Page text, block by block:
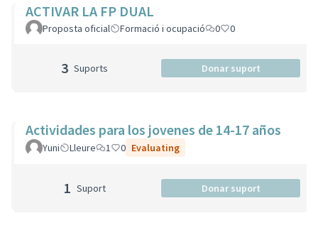
ACTIVAR LA FP DUAL
Proposta oficial Formació i ocupació 0 0
3 Suports Donar suport
Actividades para los jovenes de 14-17 años
Yuni Lleure 1 0 Evaluating
1 Suport Donar suport